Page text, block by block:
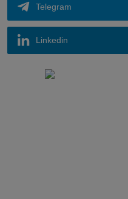
Telegram
Linkedin